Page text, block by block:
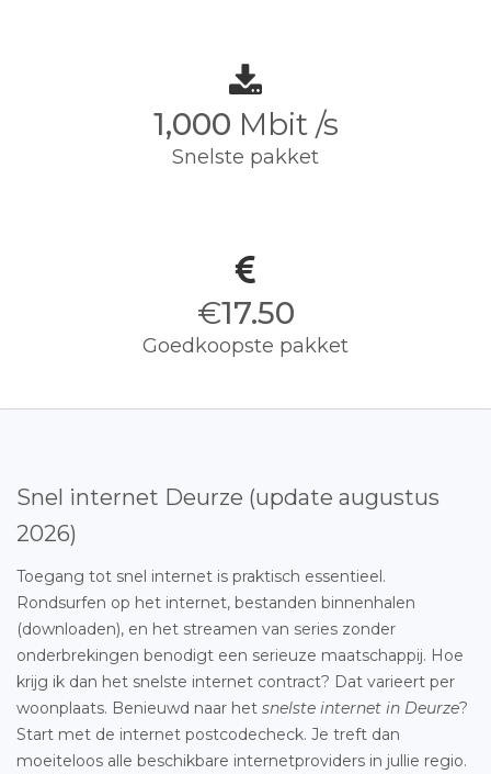
1,000 Mbit /s
Snelste pakket
€17.50
Goedkoopste pakket
Snel internet Deurze (update augustus
2026)
Toegang tot snel internet is praktisch essentieel.
Rondsurfen op het internet, bestanden binnenhalen
(downloaden), en het streamen van series zonder
onderbrekingen benodigt een serieuze maatschappij. Hoe
krijg ik dan het snelste internet contract? Dat varieert per
woonplaats. Benieuwd naar het snelste internet in Deurze?
Start met de internet postcodecheck. Je treft dan
moeiteloos alle beschikbare internetproviders in jullie regio.